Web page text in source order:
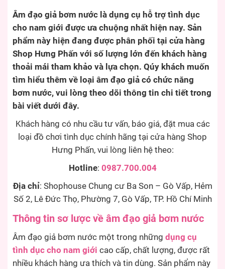
Âm đạo giả bơm nước là dụng cụ hỗ trợ tình dục
cho nam giới được ưa chuộng nhất hiện nay. Sản
phẩm này hiện đang được phân phối tại cửa hàng
Shop Hưng Phấn với số lượng lớn đến khách hàng
thoải mái tham khảo và lựa chọn. Qúy khách muốn
tìm hiểu thêm về loại âm đạo giả có chức năng
bơm nước, vui lòng theo dõi thông tin chi tiết trong
bài viết dưới đây.
Khách hàng có nhu cầu tư vấn, báo giá, đặt mua các
loại đồ chơi tình dục chính hãng tại cửa hàng Shop
Hưng Phấn, vui lòng liên hệ theo:
Hotline: 0987.700.004
Địa chỉ: Shophouse Chung cư Ba Son – Gò Vấp, Hẻm
Số 2, Lê Đức Thọ, Phường 7, Gò Vấp, TP. Hồ Chí Minh
Thông tin sơ lược về âm đạo giả bơm nước
Âm đạo giả bơm nước một trong những dụng cụ
tình dục cho nam giới cao cấp, chất lượng, được rất
nhiều khách hàng ưa thích và tin dùng. Sản phẩm này